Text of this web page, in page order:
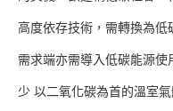
高度依存技術，需轉換為低
需求端亦需導入低碳能源
少 以二氧化碳為首的溫室